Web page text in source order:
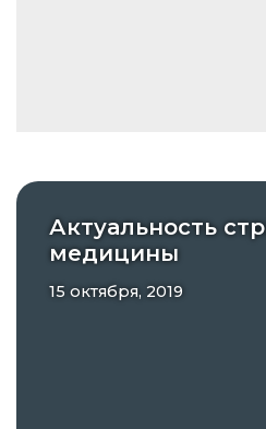
Актуальность
медицины
15 октября, 2019